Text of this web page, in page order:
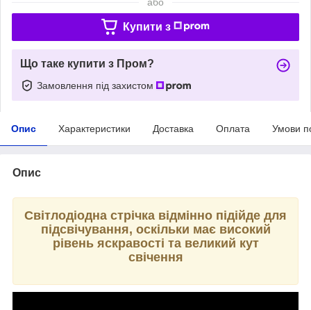
Купити з
Що таке купити з Пром?
Замовлення під захистом
Опис Характеристики Доставка Оплата Умови
Опис
Світлодіодна стрічка відмінно підійде для
підсвічування, оскільки має високий
рівень яскравості та великий кут
свічення